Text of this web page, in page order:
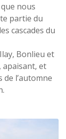
nous
partie du
cascades du
Bonlieu et
apaisant, et
l’automne